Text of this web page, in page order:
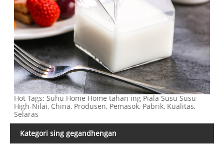
Hot Tags: Suhu Home Home tahan ing Piala Susu Susu
High-Nilai, China, Produsen, Pemasok, Pabrik, Kualitas,
Selaras
Kategori sing gegandhengan